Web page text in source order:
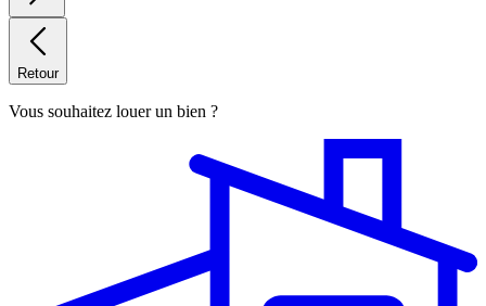
Retour
Vous souhaitez louer un bien ?